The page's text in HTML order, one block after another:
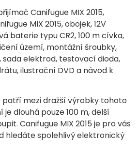
Canifugue MIX 2015,
MIX 2015, obojek, 12V
baterie typu CR2, 100 m cívka,
území, montážní šroubky,
elektrod, testovací dioda,
ilustrační DVD a návod k
patří mezi dražší výrobky tohoto
dlouhá pouze 100 m, delší
Canifugue MIX 2015 je pro vás
hledáte spolehlivý elektronický